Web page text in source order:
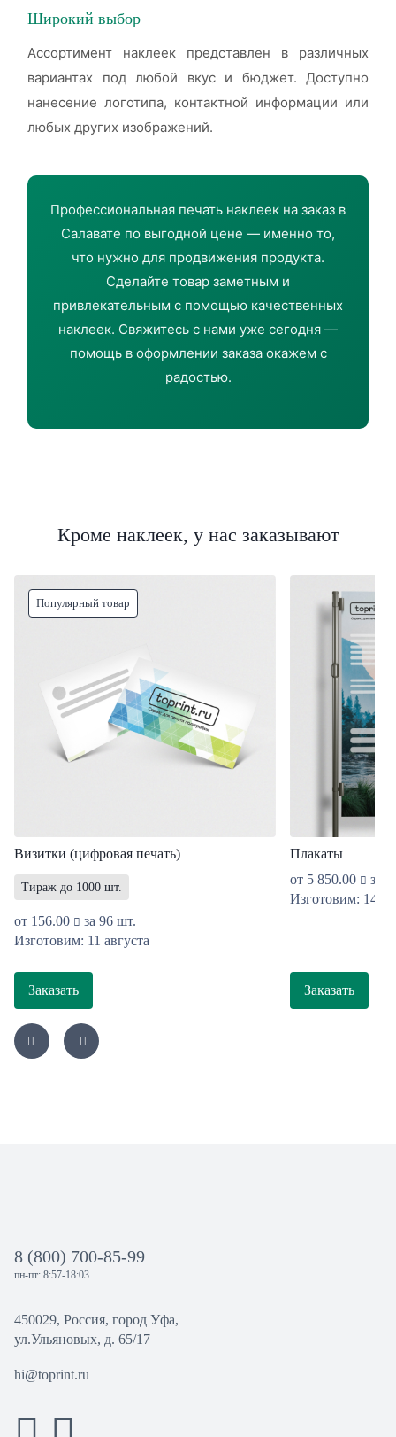
Широкий выбор
Ассортимент наклеек представлен в различных
вариантах под любой вкус и бюджет. Доступно
нанесение логотипа, контактной информации или
любых других изображений.
Профессиональная печать наклеек на заказ в
Салавате по выгодной цене — именно то,
что нужно для продвижения продукта.
Сделайте товар заметным и
привлекательным с помощью качественных
наклеек. Свяжитесь с нами уже сегодня —
помощь в оформлении заказа окажем с
радостью.
Кроме наклеек, у нас заказывают
Популярный товар
Визитки (цифровая печать)
Тираж до 1000 шт.
от 156.00
за 96 шт.
Изготовим: 11 августа
Заказать
Плакаты
от 5 850.00
за
Изготовим: 14
Заказать
8 (800) 700-85-99
пн-пт: 8:57-18:03
450029, Россия, город Уфа,
ул.Ульяновых, д. 65/17
hi@toprint.ru